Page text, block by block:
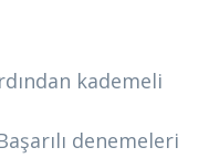
kademeli
denemeleri